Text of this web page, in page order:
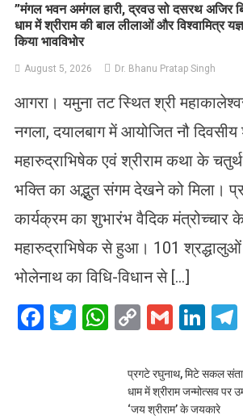
​”मंगल भवन अमंगल हारी, द्रवउ सो दसरथ अजिर
धाम में श्रीराम की बाल लीलाओं और विश्वामित्र
किया भावविभोर
August 5, 2026 Dr. Bhanu Pratap Singh
आगरा। यमुना तट स्थित श्री
नगला, दयालबाग में आयोजित नौ दिवसीय
महारुद्राभिषेक एवं श्रीराम कथा के
भक्ति का अद्भुत संगम देखने को मिला।
कार्यक्रम का शुभारंभ वैदिक मंत्रोच्चार
महारुद्राभिषेक से हुआ। 101
भोलेनाथ का विधि-विधान से […]
Facebook
Twitter
WhatsApp
CopyGmail
प्रगटे रघुनाथ, मिटे सकल
धाम में श्रीराम जन्मोत्सव
‘जय श्रीराम’ के जयकारे